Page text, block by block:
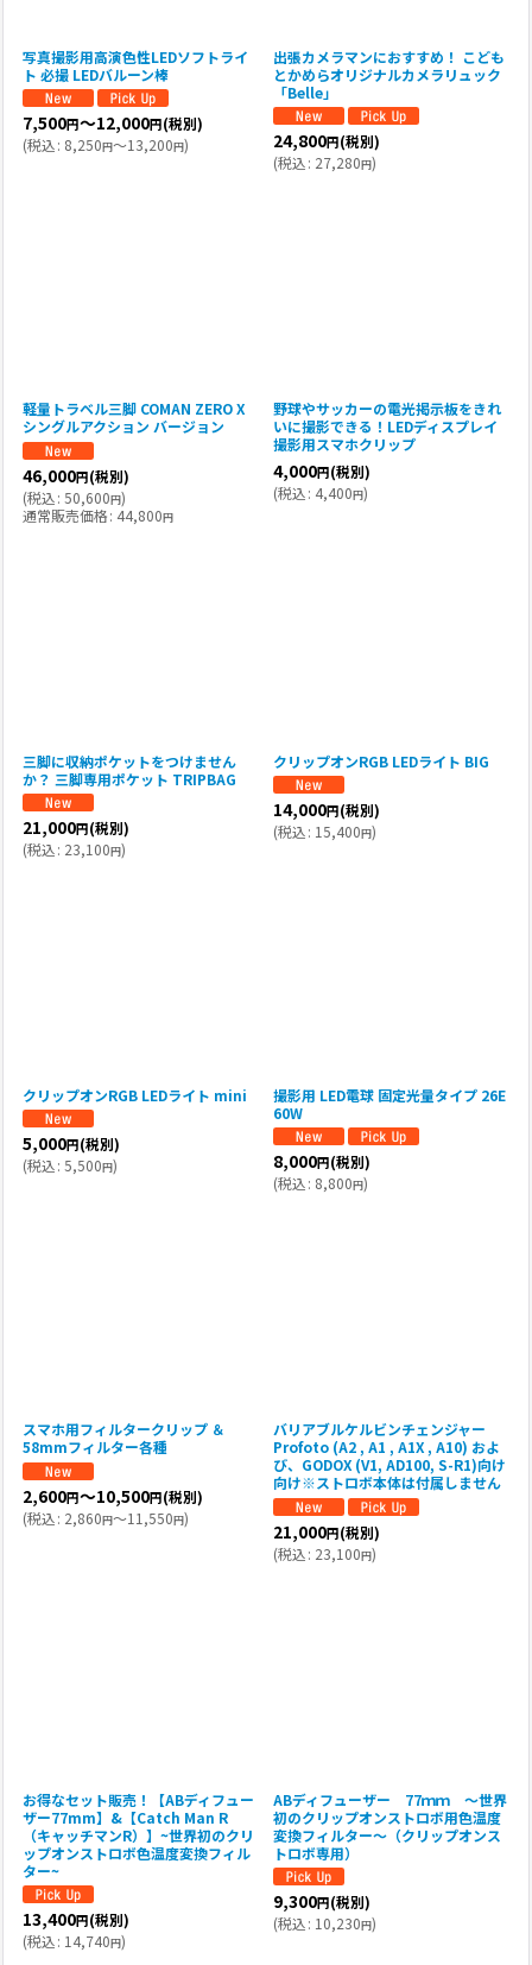
写真撮影用高演色性LEDソフトライ
ト 必撮 LEDバルーン棒
7,500円～12,000円(税別)
(税込: 8,250円～13,200円)
出張カメラマンにおすすめ！ こども
とかめらオリジナルカメラリュック
「Belle」
24,800円(税別)
(税込: 27,280円)
軽量トラベル三脚 COMAN ZERO X
シングルアクション バージョン
46,000円(税別)
(税込: 50,600円)
通常販売価格: 44,800円
野球やサッカーの電光掲示板をきれ
いに撮影できる！LEDディスプレイ
撮影用スマホクリップ
4,000円(税別)
(税込: 4,400円)
三脚に収納ポケットをつけません
か？ 三脚専用ポケット TRIPBAG
21,000円(税別)
(税込: 23,100円)
クリップオンRGB LEDライト BIG
14,000円(税別)
(税込: 15,400円)
クリップオンRGB LEDライト mini
5,000円(税別)
(税込: 5,500円)
撮影用 LED電球 固定光量タイプ 26E
60W
8,000円(税別)
(税込: 8,800円)
スマホ用フィルタークリップ ＆
58mmフィルター各種
2,600円～10,500円(税別)
(税込: 2,860円～11,550円)
バリアブルケルビンチェンジャー
Profoto (A2 , A1 , A1X , A10) およ
び、GODOX (V1, AD100, S-R1)向け
向け※ストロボ本体は付属しません
21,000円(税別)
(税込: 23,100円)
お得なセット販売！【ABディフュー
ザー77mm】&【Catch Man R
（キャッチマンR）】~世界初のクリ
ップオンストロボ色温度変換フィル
ター~
13,400円(税別)
(税込: 14,740円)
ABディフューザー 77ｍｍ 〜世界
初のクリップオンストロボ用色温度
変換フィルター〜（クリップオンス
トロボ専用）
9,300円(税別)
(税込: 10,230円)